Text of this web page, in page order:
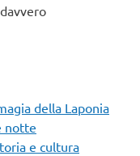
della Laponia
notte
e cultura